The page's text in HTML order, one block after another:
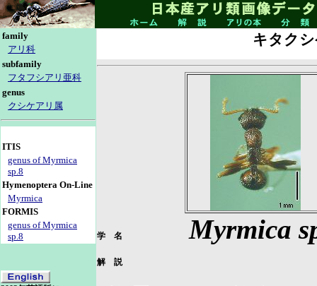
family
アリ科
subfamily
フタフシアリ亜科
genus
クシケアリ属
ITIS
genus of Myrmica
sp.8
Hymenoptera On-Line
Myrmica
FORMIS
genus of Myrmica
sp.8
キタク
学 名 Myrmica
解 説